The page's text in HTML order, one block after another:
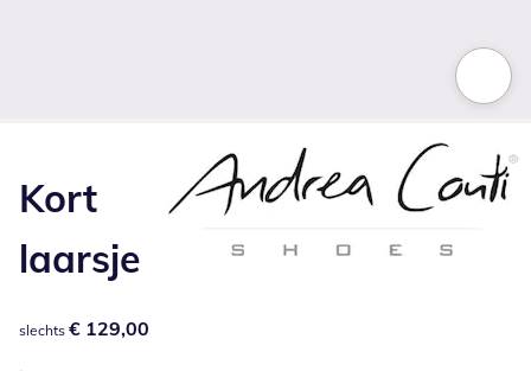
Kort
laarsje
€ 129,00
slechts € 129,00